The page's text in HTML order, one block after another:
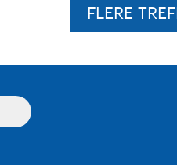
FLERE